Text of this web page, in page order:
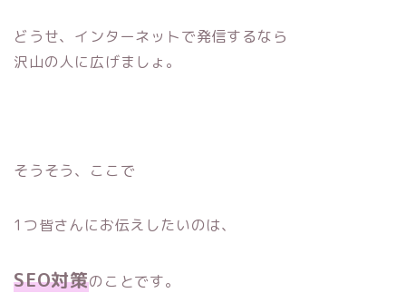
どうせ、インターネットで発信するなら
沢山の人に広げましょ。
そうそう、ここで
1つ皆さんにお伝えしたいのは、
SEO対策のことです。